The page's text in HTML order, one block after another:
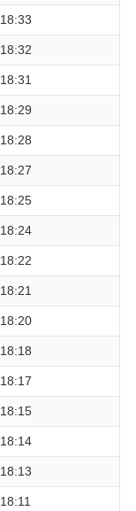
18:33
18:32
18:31
18:29
18:28
18:27
18:25
18:24
18:22
18:21
18:20
18:18
18:17
18:15
18:14
18:13
18:11